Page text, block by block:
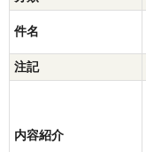
件名
注記
内容紹介